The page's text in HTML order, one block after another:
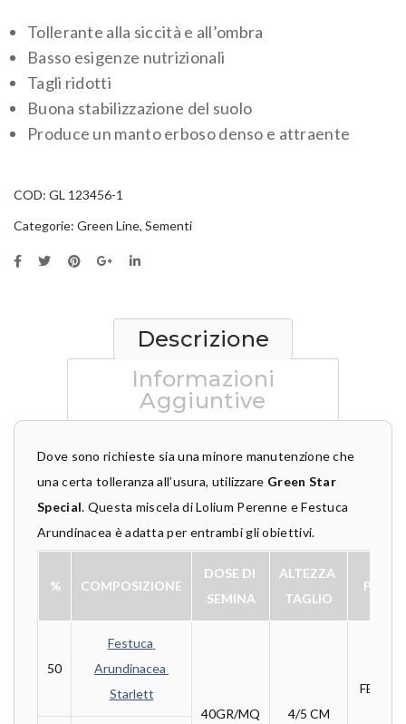
Tollerante alla siccità e all’ombra
Basso esigenze nutrizionali
Tagli ridotti
Buona stabilizzazione del suolo
Produce un manto erboso denso e attraente
COD: GL 123456-1
Categorie: Green Line, Sementi
Descrizione
Informazioni
Aggiuntive
Dove sono richieste sia una minore manutenzione che
una certa tolleranza all’usura, utilizzare Green Star
Special. Questa miscela di Lolium Perenne e Festuca
Arundinacea è adatta per entrambi gli obiettivi.
% COMPOSIZIONE
DOSE DI
SEMINA
ALTEZZA
TAGLIO
50
Festuca
Arundinacea
Starlett
40GR/MQ
4/5 CM